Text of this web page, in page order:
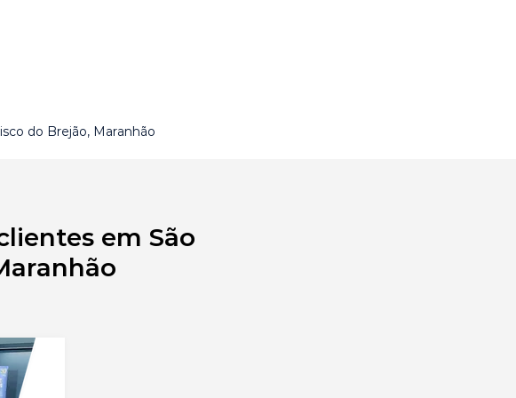
do Brejão, Maranhão
em São